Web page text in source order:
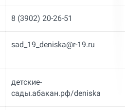
8 (3902) 20-26-51
sad_19_deniska@r-19.ru
детские-
сады.абакан.рф/deniska